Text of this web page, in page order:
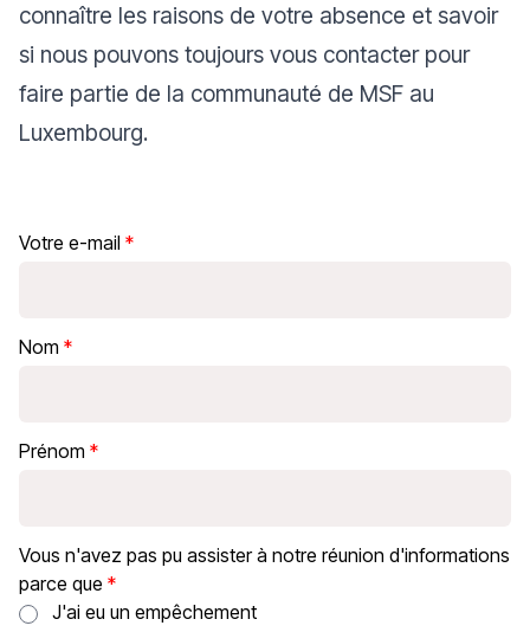
connaître les raisons de votre absence et savoir
si nous pouvons toujours vous contacter pour
faire partie de la communauté de MSF au
Luxembourg.
Votre e-mail
Nom
Prénom
Vous n'avez pas pu assister à notre réunion d'informations
parce que
J'ai eu un empêchement